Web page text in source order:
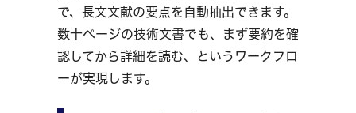
で、長文文献の要点を自動抽出できます。
数十ページの技術文書でも、まず要約を確
認してから詳細を読む、というワークフロ
ーが実現します。